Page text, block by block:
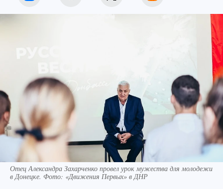
Отец Александра Захарченко провел урок мужества для молодежи
в Донецке. Фото: «Движения Первых» в ДНР